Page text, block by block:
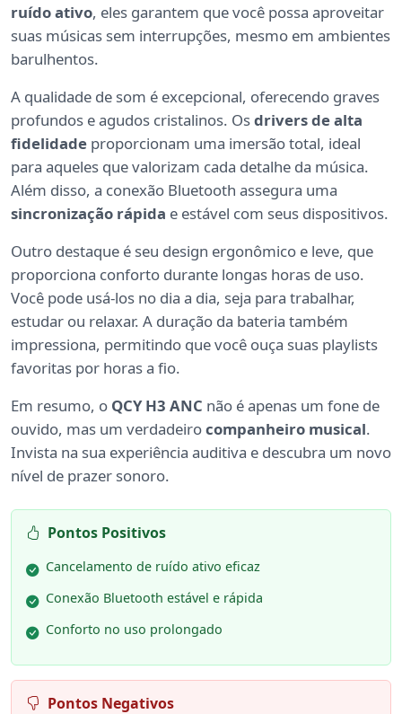
ruído ativo, eles garantem que você possa aproveitar
suas músicas sem interrupções, mesmo em ambientes
barulhentos.
A qualidade de som é excepcional, oferecendo graves
profundos e agudos cristalinos. Osdrivers de alta
fidelidade proporcionam uma imersão total, ideal
para aqueles que valorizam cada detalhe da música.
Além disso, a conexão Bluetooth assegura uma
sincronização rápida e estável com seus dispositivos.
Outro destaque é seu design ergonômico e leve, que
proporciona conforto durante longas horas de uso.
Você pode usá-los no dia a dia, seja para trabalhar,
estudar ou relaxar. A duração da bateria também
impressiona, permitindo que você ouça suas playlists
favoritas por horas a fio.
Em resumo, o QCY H3 ANC não é apenas um fone de
ouvido, mas um verdadeirocompanheiro musical.
Invista na sua experiência auditiva e descubra um novo
nível de prazer sonoro.
Pontos Positivos
Cancelamento de ruído ativo eficaz
Conexão Bluetooth estável e rápida
Conforto no uso prolongado
Pontos Negativos